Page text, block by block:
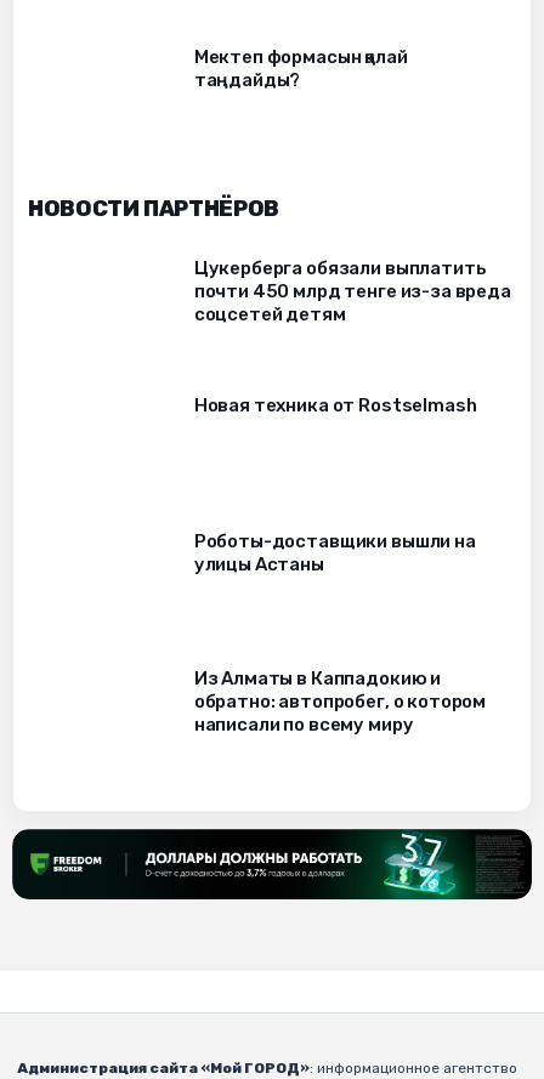
Мектеп формасын қалай
таңдайды?
НОВОСТИ ПАРТНЁРОВ
Цукерберга обязали выплатить
почти 450 млрд тенге из-за вреда
соцсетей детям
Новая техника от Rostselmash
Роботы-доставщики вышли на
улицы Астаны
Из Алматы в Каппадокию и
обратно: автопробег, о котором
написали по всему миру
Администрация сайта «Мой ГОРОД»: информационное агентство